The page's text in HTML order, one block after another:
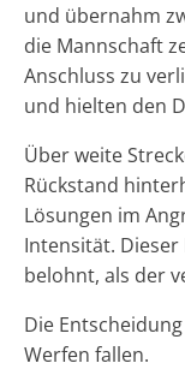
und übernahm
die Mannschaft
Anschluss zu
und hielten den
Über weite
Rückstand
Lösungen im
Intensität. Dieser
belohnt, als der
Die
Werfen fallen.